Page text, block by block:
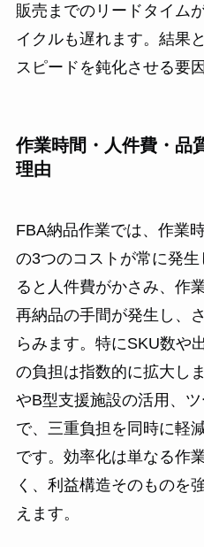
販売までのリードタイム
イクルも遅れます。結果
スピードを鈍化させる要
作業時間・人件費・品
理由
FBA納品作業では、作業
の3つのコストが常に発
ると人件費がかさみ、作
再納品の手間が発生し、
らみます。特にSKU数や
の負担は指数的に拡大し
やB型支援施設の活用、
で、三重負担を同時に軽
です。効率化は単なる作
く、利益構造そのものを
えます。